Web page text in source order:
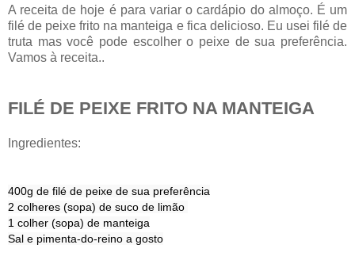
A receita de hoje é para variar o cardápio do almoço. É um
filé de peixe frito na manteiga e fica delicioso. Eu usei filé de
truta mas você pode escolher o peixe de sua preferência.
Vamos à receita..
FILÉ DE PEIXE FRITO NA MANTEIGA
Ingredientes:
400g de filé de peixe de sua preferência
2 colheres (sopa) de suco de limão
1 colher (sopa) de manteiga
Sal e pimenta-do-reino a gosto